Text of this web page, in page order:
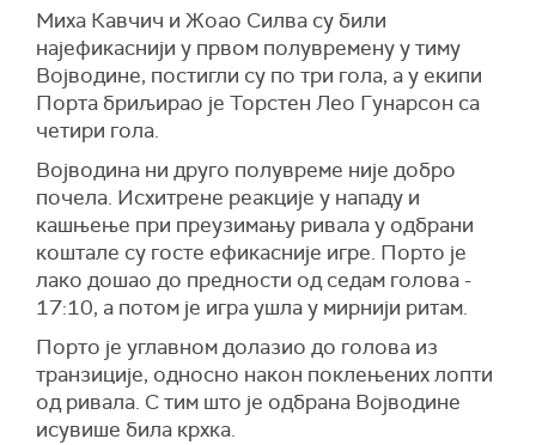
Миха Кавчич и Жоао Силва су били
најефикаснији у првом полувремену у тиму
Војводине, постигли су по три гола, а у екипи
Порта бриљирао је Торстен Лео Гунарсон са
четири гола.
Војводина ни друго полувреме није добро
почела. Исхитрене реакције у нападу и
кашњење при преузимању ривала у одбрани
коштале су госте ефикасније игре. Порто је
лако дошао до предности од седам голова -
17:10, а потом је игра ушла у мирнији ритам.
Порто је углавном долазио до голова из
транзиције, односно након поклењених лопти
од ривала. С тим што је одбрана Војводине
исувише била крхка.